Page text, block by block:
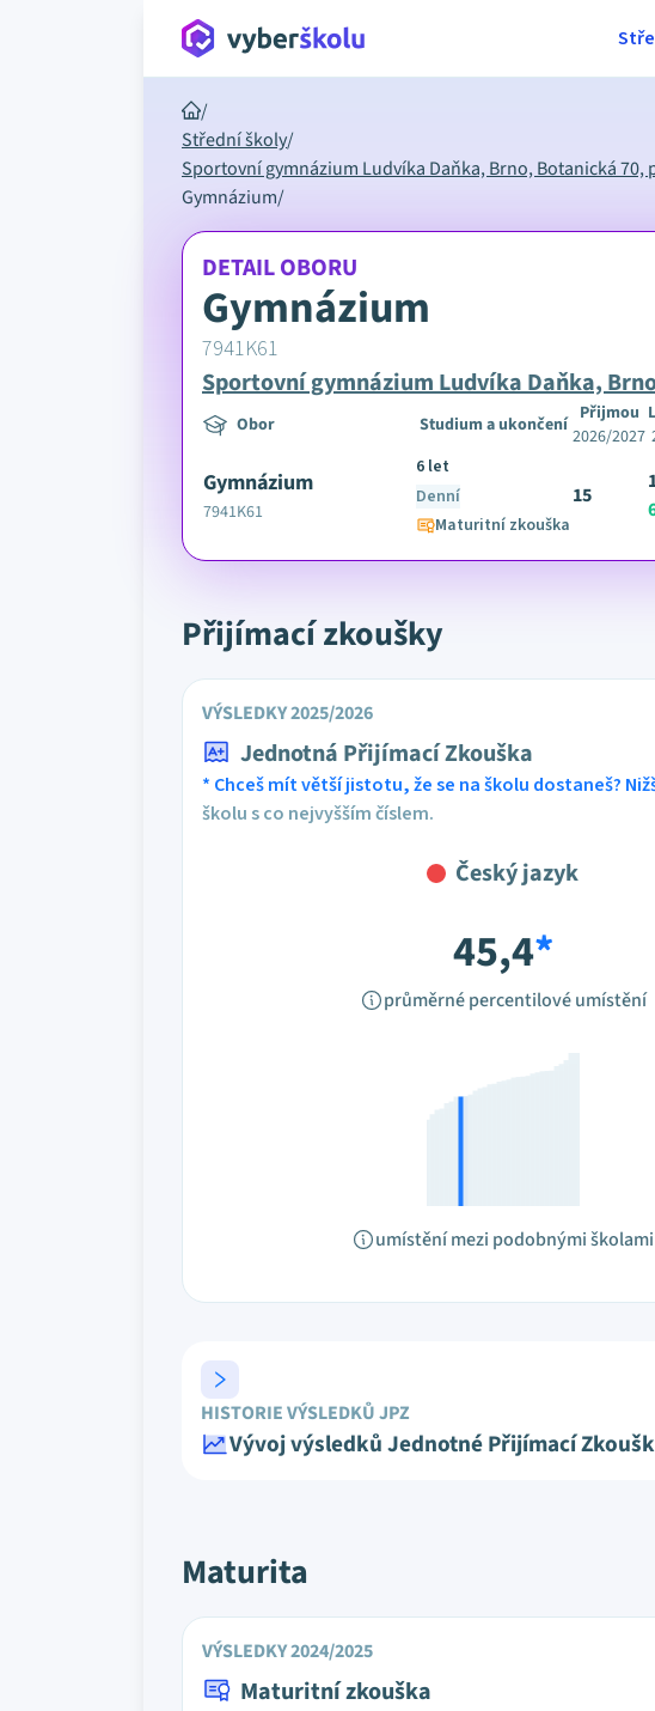
/
Střední školy/
Sportovní gymnázium Ludvíka Daňka, Brno, Botanická 70,
Gymnázium/
DETAIL OBORU
Gymnázium
7941K61
Sportovní gymnázium Ludvíka Daňka,
Obor Studium a ukončení Přijmou
2026/2027
Gymnázium
7941K61
6 let
Denní
Maturitní zkouška
15
Přijímací zkoušky
VÝSLEDKY 2025/2026
Jednotná Přijímací Zkouška
* Chceš mít větší jistotu, že se na školu dostaneš?
školu s co nejvyšším číslem.
Český jazyk
45,4*
průměrné percentilové umístění
umístění mezi podobnými školami
HISTORIE VÝSLEDKŮ JPZ
Vývoj výsledků Jednotné Přijímací
Maturita
VÝSLEDKY 2024/2025
Maturitní zkouška